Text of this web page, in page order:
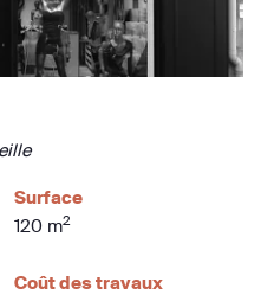
Surface
120 m2
Coût des travaux